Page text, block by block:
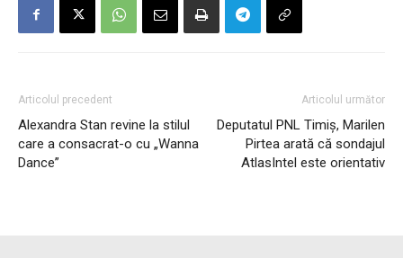
Articolul precedent
Alexandra Stan revine la stilul
care a consacrat-o cu „Wanna
Dance”
Articolul următor
Deputatul PNL Timiș, Marilen
Pirtea arată că sondajul
AtlasIntel este orientativ